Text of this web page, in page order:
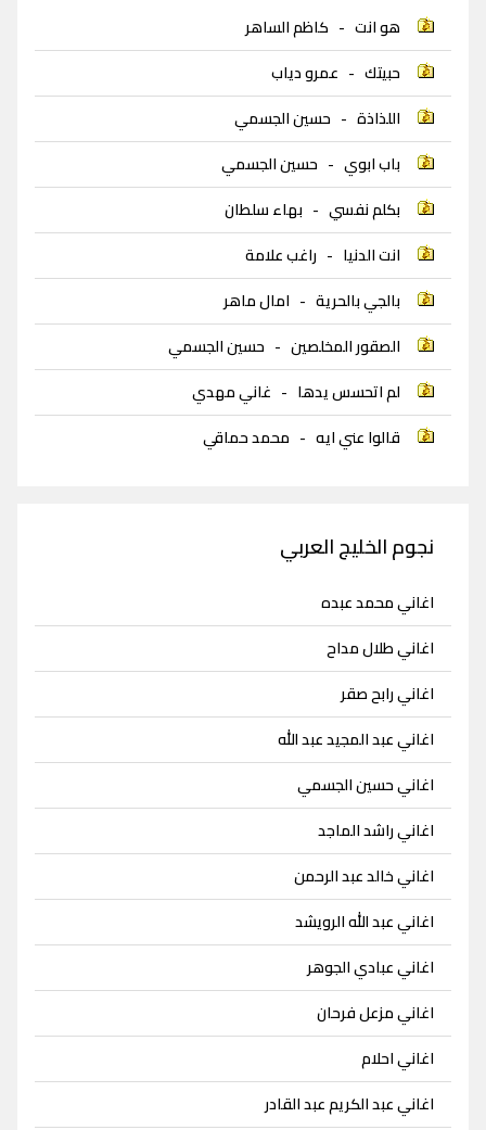
هو انت - كاظم الساهر
حبيتك - عمرو دياب
اللذاذة - حسين الجسمي
باب ابوي - حسين الجسمي
بكلم نفسي - بهاء سلطان
انت الدنيا - راغب علامة
بالجي بالحرية - امال ماهر
الصقور المخلصين - حسين الجسمي
لم اتحسس يدها - غاني مهدي
قالوا عني ايه - محمد حماقي
نجوم الخليج العربي
اغاني محمد عبده
اغاني طلال مداح
اغاني رابح صقر
اغاني عبد المجيد عبد الله
اغاني حسين الجسمي
اغاني راشد الماجد
اغاني خالد عبد الرحمن
اغاني عبد الله الرويشد
اغاني عبادي الجوهر
اغاني مزعل فرحان
اغاني احلام
اغاني عبد الكريم عبد القادر